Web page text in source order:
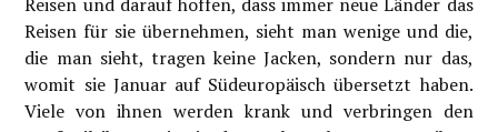
Reisen für sie übernehmen, sieht man wenige und die,
die man sieht, tragen keine Jacken, sondern nur das,
womit sie Januar auf Südeuropäisch übersetzt haben.
Viele von ihnen werden krank und verbringen den